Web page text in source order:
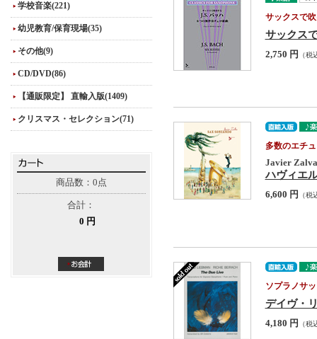
学校音楽(221)
幼児教育/保育現場(35)
その他(9)
CD/DVD(86)
【通販限定】 直輸入版(1409)
クリスマス・セレクション(71)
商品数：0点
合計：
0 円
サックスで
サックス
2,750 円 （税
多数のエチ
Javier Zalva
ハヴィエ
6,600 円 （税
ソプラノサ
デイヴ・
4,180 円 （税